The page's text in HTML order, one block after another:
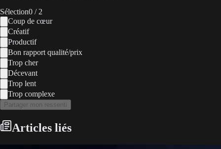
Sélection0 / 2
Coup de cœur
Créatif
Productif
Bon rapport qualité/prix
Trop cher
Décevant
Trop lent
Trop complexe
Partager mon ressenti
Articles liés